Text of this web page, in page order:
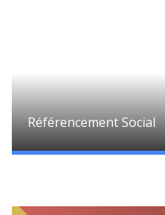
Référencement Social